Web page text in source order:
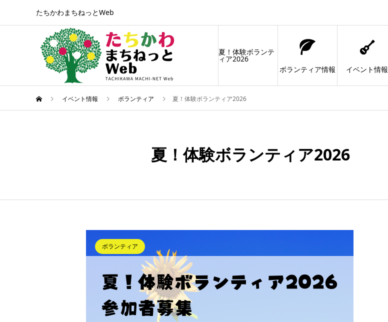
たちかわまちねっとWeb
夏！体験ボランテ
ィア2026
ボランティア情報
イベント情報
イベント情報 ボランティア 夏！体験ボランティア2026
夏！体験ボランティア2026
ボランティア